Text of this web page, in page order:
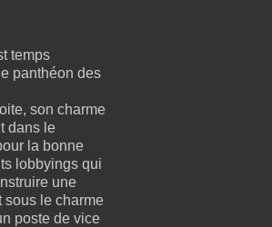
temps
panthéon des
son charme
dans le
la bonne
lobbyings qui
une
sous le charme
poste de vice